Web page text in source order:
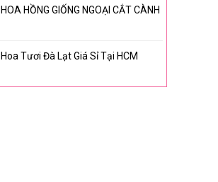
HOA HỒNG GIỐNG NGOẠI CẮT CÀNH
Hoa Tươi Đà Lạt Giá Sỉ Tại HCM